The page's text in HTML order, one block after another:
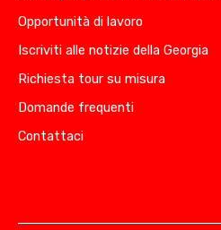
Opportunità di lavoro
Iscriviti alle notizie della Georgia
Richiesta tour su misura
Domande frequenti
Contattaci